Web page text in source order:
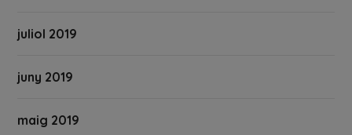
juliol 2019
juny 2019
maig 2019